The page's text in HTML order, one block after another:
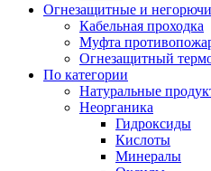
Огнезащитные и
Кабельная проходка
Муфта
Огнезащитный
По категории
Натуральные
Неорганика
Гидроксиды
Кислоты
Минералы